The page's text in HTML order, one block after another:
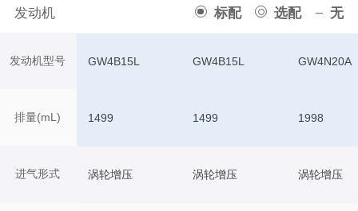
发动机 标配 选配 无
发动机型号
排量(mL)
进气形式
GW4B15L GW4B15L GW4N20A
1499 1499 1998
涡轮增压 涡轮增压 涡轮增压